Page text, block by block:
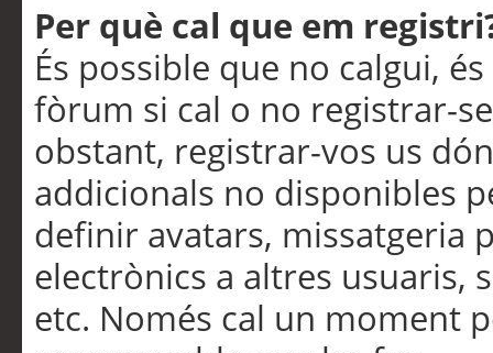
Per què cal que em
És possible que no calgui,
fòrum si cal o no registrar-
obstant, registrar-vos us
addicionals no disponibles
definir avatars, missatgeria
electrònics a altres usuaris,
etc. Només cal un moment